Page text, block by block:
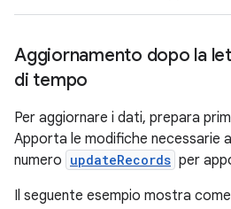
Aggiornamento dopo la
di tempo
Per aggiornare i dati, prepara
Apporta le modifiche necessarie
numero updateRecords per
Il seguente esempio mostra